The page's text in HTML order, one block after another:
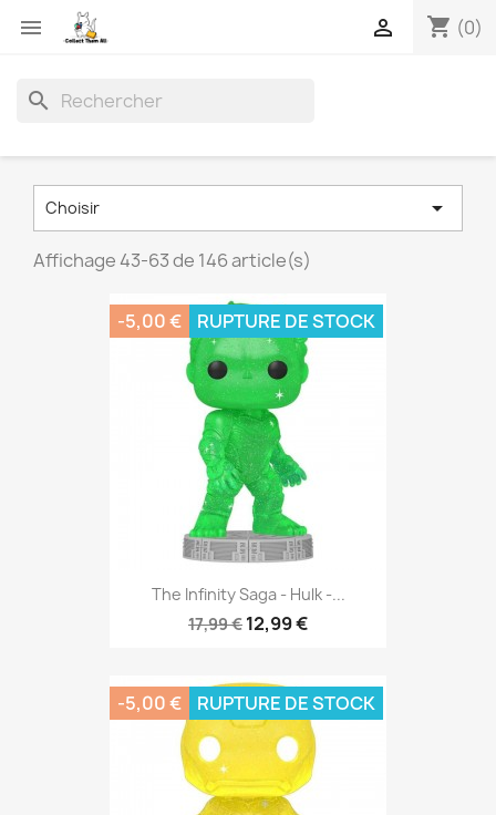
 shopping_cart (0)

search
Choisir 
Affichage 43-63 de 146 article(s)
The Infinity Saga - Hulk -...
17,99 € 12,99 €
-5,00 € RUPTURE DE STOCK
-5,00 € RUPTURE DE STOCK